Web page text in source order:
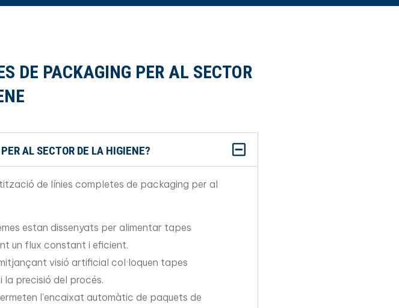
DE PACKAGING PER AL SECTOR
AL SECTOR DE LA HIGIENE?
de línies completes de packaging per al
estan dissenyats per alimentar tapes
un flux constant i eficient.
visió artificial col·loquen tapes
precisió del procés.
l’encaixat automàtic de paquets de